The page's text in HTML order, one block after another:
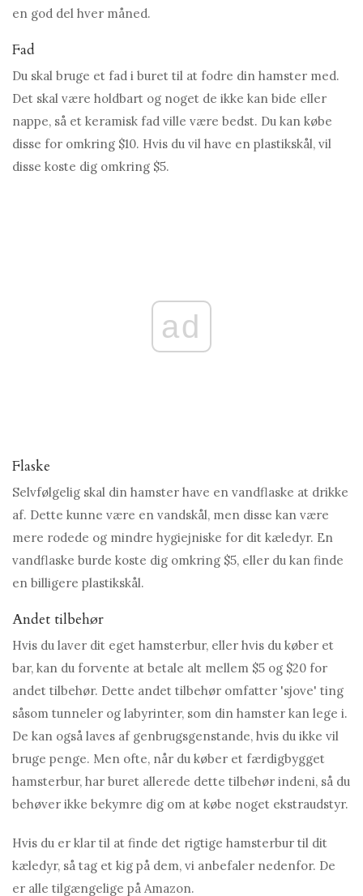
en god del hver måned.
Fad
Du skal bruge et fad i buret til at fodre din hamster med.
Det skal være holdbart og noget de ikke kan bide eller
nappe, så et keramisk fad ville være bedst. Du kan købe
disse for omkring $10. Hvis du vil have en plastikskål, vil
disse koste dig omkring $5.
ad
Flaske
Selvfølgelig skal din hamster have en vandflaske at drikke
af. Dette kunne være en vandskål, men disse kan være
mere rodede og mindre hygiejniske for dit kæledyr. En
vandflaske burde koste dig omkring $5, eller du kan finde
en billigere plastikskål.
Andet tilbehør
Hvis du laver dit eget hamsterbur, eller hvis du køber et
bar, kan du forvente at betale alt mellem $5 og $20 for
andet tilbehør. Dette andet tilbehør omfatter 'sjove' ting
såsom tunneler og labyrinter, som din hamster kan lege i.
De kan også laves af genbrugsgenstande, hvis du ikke vil
bruge penge. Men ofte, når du køber et færdigbygget
hamsterbur, har buret allerede dette tilbehør indeni, så du
behøver ikke bekymre dig om at købe noget ekstraudstyr.
Hvis du er klar til at finde det rigtige hamsterbur til dit
kæledyr, så tag et kig på dem, vi anbefaler nedenfor. De
er alle tilgængelige på Amazon.